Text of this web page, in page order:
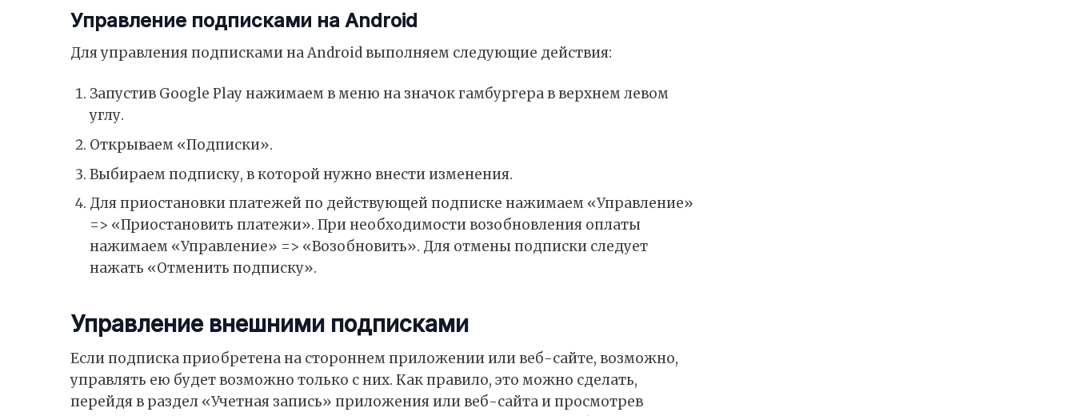
Управление подписками на Android
Для управления подписками на Android выполняем следующие действия:
Запустив Google Play нажимаем в меню на значок гамбургера в верхнем левом
углу.
Открываем «Подписки».
Выбираем подписку, в которой нужно внести изменения.
Для приостановки платежей по действующей подписке нажимаем «Управление»
=> «Приостановить платежи». При необходимости возобновления оплаты
нажимаем «Управление» => «Возобновить». Для отмены подписки следует
нажать «Отменить подписку».
Управление внешними подписками
Если подписка приобретена на стороннем приложении или веб-сайте, возможно,
управлять ею будет возможно только с них. Как правило, это можно сделать,
перейдя в раздел «Учетная запись» приложения или веб-сайта и просмотрев